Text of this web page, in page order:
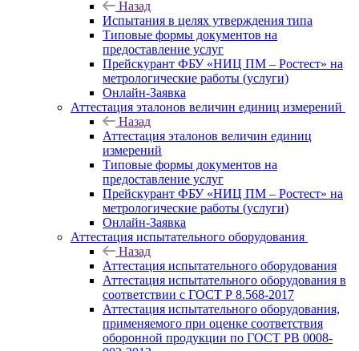
Назад
Испытания в целях утверждения типа
Типовые формы документов на
предоставление услуг
Прейскурант ФБУ «НИЦ ПМ – Ростест» на
метрологические работы (услуги)
Онлайн-Заявка
Аттестация эталонов величин единиц измерений
Назад
Аттестация эталонов величин единиц
измерений
Типовые формы документов на
предоставление услуг
Прейскурант ФБУ «НИЦ ПМ – Ростест» на
метрологические работы (услуги)
Онлайн-Заявка
Аттестация испытательного оборудования
Назад
Аттестация испытательного оборудования
Аттестация испытательного оборудования в
соответствии с ГОСТ Р 8.568-2017
Аттестация испытательного оборудования,
применяемого при оценке соответствия
оборонной продукции по ГОСТ РВ 0008-